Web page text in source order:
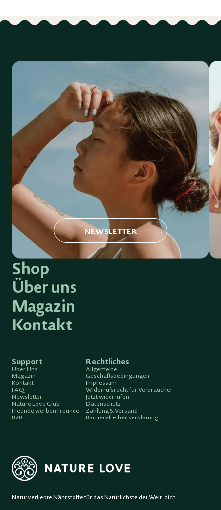
Shop
Über uns
Magazin
Kontakt
Support
Über Uns
Magazin
Kontakt
FAQ
Newsletter
Nature Love Club
Freunde werben Freunde
B2B
Rechtliches
Allgemeine
Geschäftsbedingungen
Impressum
Widerrufsrecht für Verbraucher
Jetzt widerrufen
Datenschutz
Zahlung & Versand
Barrierefreiheitserklärung
NEWSLETTER
Naturverliebte Nährstoffe für das Natürlichste der Welt: dich.